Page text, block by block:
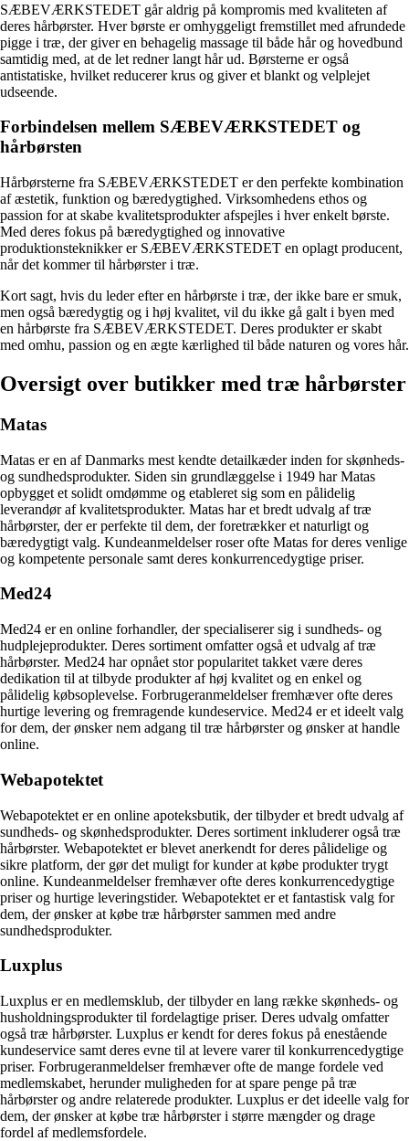
SÆBEVÆRKSTEDET går aldrig på kompromis med kvaliteten af
deres hårbørster. Hver børste er omhyggeligt fremstillet med afrundede
pigge i træ, der giver en behagelig massage til både hår og hovedbund
samtidig med, at de let redner langt hår ud. Børsterne er også
antistatiske, hvilket reducerer krus og giver et blankt og velplejet
udseende.
Forbindelsen mellem SÆBEVÆRKSTEDET og
hårbørsten
Hårbørsterne fra SÆBEVÆRKSTEDET er den perfekte kombination
af æstetik, funktion og bæredygtighed. Virksomhedens ethos og
passion for at skabe kvalitetsprodukter afspejles i hver enkelt børste.
Med deres fokus på bæredygtighed og innovative
produktionsteknikker er SÆBEVÆRKSTEDET en oplagt producent,
når det kommer til hårbørster i træ.
Kort sagt, hvis du leder efter en hårbørste i træ, der ikke bare er smuk,
men også bæredygtig og i høj kvalitet, vil du ikke gå galt i byen med
en hårbørste fra SÆBEVÆRKSTEDET. Deres produkter er skabt
med omhu, passion og en ægte kærlighed til både naturen og vores hår.
Oversigt over butikker med træ hårbørster
Matas
Matas er en af Danmarks mest kendte detailkæder inden for skønheds-
og sundhedsprodukter. Siden sin grundlæggelse i 1949 har Matas
opbygget et solidt omdømme og etableret sig som en pålidelig
leverandør af kvalitetsprodukter. Matas har et bredt udvalg af træ
hårbørster, der er perfekte til dem, der foretrækker et naturligt og
bæredygtigt valg. Kundeanmeldelser roser ofte Matas for deres venlige
og kompetente personale samt deres konkurrencedygtige priser.
Med24
Med24 er en online forhandler, der specialiserer sig i sundheds- og
hudplejeprodukter. Deres sortiment omfatter også et udvalg af træ
hårbørster. Med24 har opnået stor popularitet takket være deres
dedikation til at tilbyde produkter af høj kvalitet og en enkel og
pålidelig købsoplevelse. Forbrugeranmeldelser fremhæver ofte deres
hurtige levering og fremragende kundeservice. Med24 er et ideelt valg
for dem, der ønsker nem adgang til træ hårbørster og ønsker at handle
online.
Webapotektet
Webapotektet er en online apoteksbutik, der tilbyder et bredt udvalg af
sundheds- og skønhedsprodukter. Deres sortiment inkluderer også træ
hårbørster. Webapotektet er blevet anerkendt for deres pålidelige og
sikre platform, der gør det muligt for kunder at købe produkter trygt
online. Kundeanmeldelser fremhæver ofte deres konkurrencedygtige
priser og hurtige leveringstider. Webapotektet er et fantastisk valg for
dem, der ønsker at købe træ hårbørster sammen med andre
sundhedsprodukter.
Luxplus
Luxplus er en medlemsklub, der tilbyder en lang række skønheds- og
husholdningsprodukter til fordelagtige priser. Deres udvalg omfatter
også træ hårbørster. Luxplus er kendt for deres fokus på enestående
kundeservice samt deres evne til at levere varer til konkurrencedygtige
priser. Forbrugeranmeldelser fremhæver ofte de mange fordele ved
medlemskabet, herunder muligheden for at spare penge på træ
hårbørster og andre relaterede produkter. Luxplus er det ideelle valg for
dem, der ønsker at købe træ hårbørster i større mængder og drage
fordel af medlemsfordele.